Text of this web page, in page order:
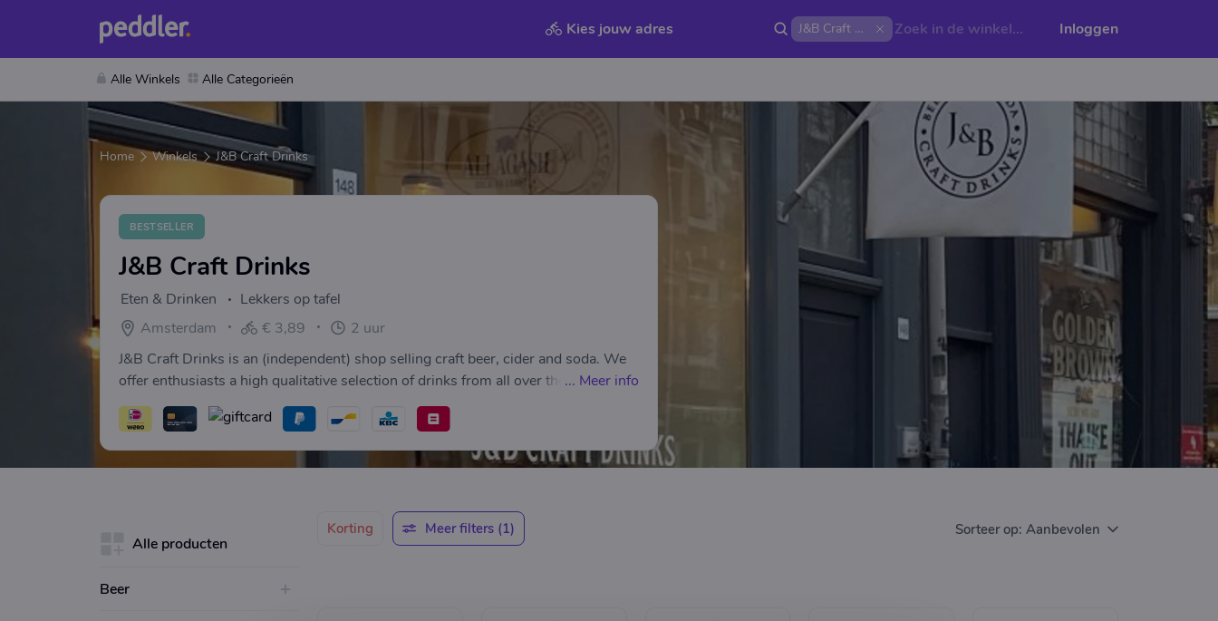
Kies jouw adres J&B Craft Drinks Inloggen
Alle Winkels Alle Categorieën
Home Winkels J&B Craft Drinks
BESTSELLER
J&B Craft Drinks
Eten & Drinken
Lekkers op tafel
Amsterdam
€ 3,89
2 uur
J&B Craft Drinks is an (independent) shop selling craft beer, cider and soda. We
offer enthusiasts a high qualitative selection of drinks from all over the world.
... Meer info
Alle producten
Beer
Korting Meer filters (1) Sorteer op: Aanbevolen